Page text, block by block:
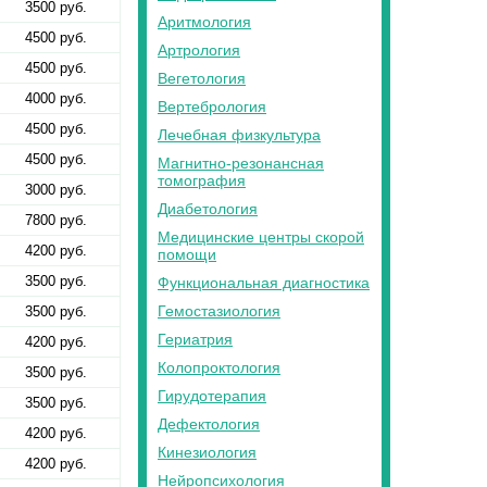
3500 руб.
4500 руб.
4500 руб.
4000 руб.
4500 руб.
4500 руб.
3000 руб.
7800 руб.
4200 руб.
3500 руб.
3500 руб.
4200 руб.
3500 руб.
3500 руб.
4200 руб.
4200 руб.
Аритмология
Артрология
Вегетология
Вертебрология
Лечебная физкультура
Магнитно-резонансная
томография
Диабетология
Медицинские центры скорой
помощи
Функциональная диагностика
Гемостазиология
Гериатрия
Колопроктология
Гирудотерапия
Дефектология
Кинезиология
Нейропсихология